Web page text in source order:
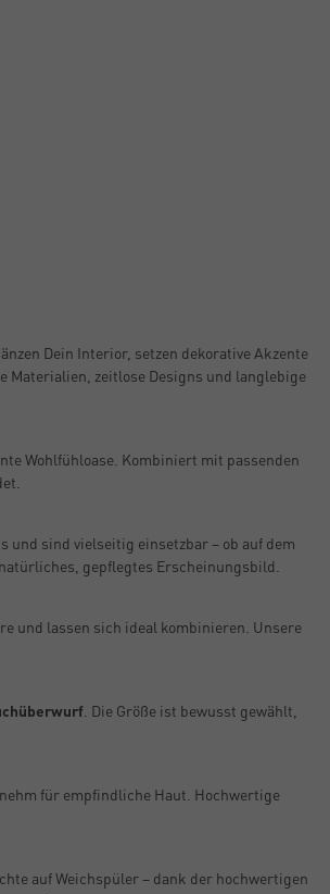
Dein Interior, setzen dekorative Akzente
Materialien, zeitlose Designs und langlebige
Wohlfühloase. Kombiniert mit passenden
sind vielseitig einsetzbar – ob auf dem
gepflegtes Erscheinungsbild.
und lassen sich ideal kombinieren. Unsere
. Die Größe ist bewusst gewählt,
für empfindliche Haut. Hochwertige
auf Weichspüler – dank der hochwertigen